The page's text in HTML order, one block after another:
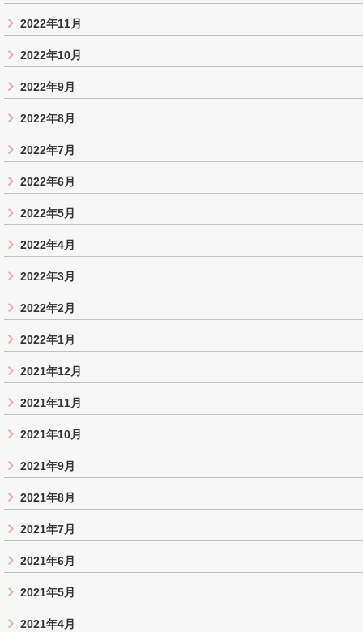
2022年11月
2022年10月
2022年9月
2022年8月
2022年7月
2022年6月
2022年5月
2022年4月
2022年3月
2022年2月
2022年1月
2021年12月
2021年11月
2021年10月
2021年9月
2021年8月
2021年7月
2021年6月
2021年5月
2021年4月